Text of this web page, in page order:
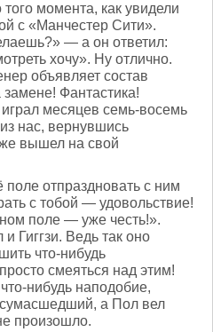
момента, как увидели
с «Манчестер Сити».
— а он ответил:
хочу». Ну отлично.
объявляет состав
Фантастика!
месяцев семь-восемь
нас, вернувшись
вышел на свой
отпраздновать с ним
с тобой — удовольствие!
поле — уже честь!».
Гиггзи. Ведь так оно
что-нибудь
смеяться над этим!
нибудь наподобие,
сумасшедший, а Пол вел
произошло.